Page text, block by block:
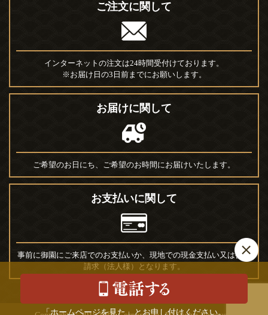
ご注文に関して
インターネットの注文は24時間受付けております。
※お届け日の3日前までにお願いします。
お届けに関して
ご希望のお日にち、ご希望のお時間にお届けいたします。
お支払いに関して
事前に御園にご来店でのお支払いか、現地での現金支払い又は後日
請求（法人様）となります。
「ホームページを見た」とお申し付けください。